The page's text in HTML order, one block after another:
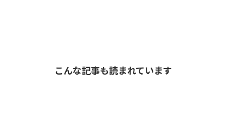
こんな記事も読まれています